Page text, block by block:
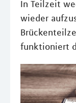
In Teilzeit
wieder
funktioniert